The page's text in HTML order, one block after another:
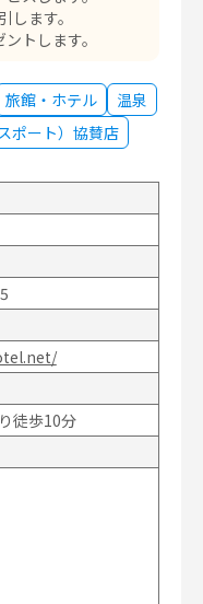
ます。
トします。
旅館・ホテル
温泉
ポート）協賛店
徒歩10分